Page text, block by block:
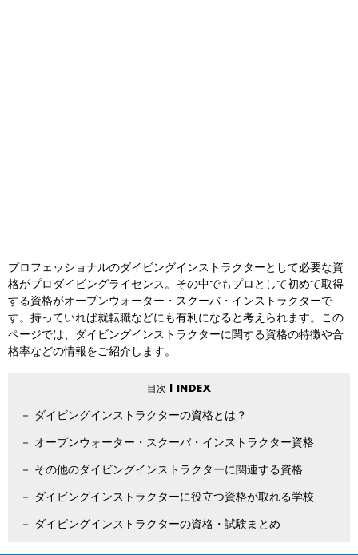
プロフェッショナルのダイビングインストラクターとして必要な資
格がプロダイビングライセンス。その中でもプロとして初めて取得
する資格がオープンウォーター・スクーバ・インストラクターで
す。持っていれば就転職などにも有利になると考えられます。この
ページでは、ダイビングインストラクターに関する資格の特徴や合
格率などの情報をご紹介します。
ダイビングインストラクターの資格とは？
オープンウォーター・スクーバ・インストラクター資格
その他のダイビングインストラクターに関連する資格
ダイビングインストラクターに役立つ資格が取れる学校
ダイビングインストラクターの資格・試験まとめ